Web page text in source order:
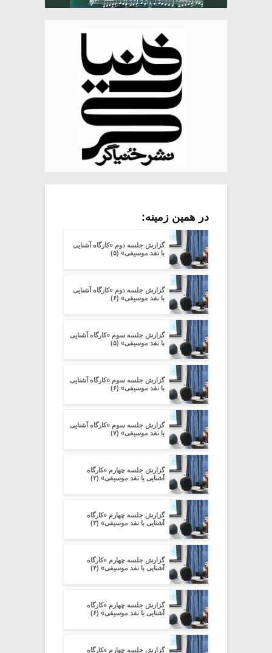
در همین زمینه:
گزارش جلسه دوم «کارگاه آشنایی
با نقد موسیقی» (۵)
گزارش جلسه دوم «کارگاه آشنایی
با نقد موسیقی» (۶)
گزارش جلسه سوم «کارگاه آشنایی
با نقد موسیقی» (۵)
گزارش جلسه سوم «کارگاه آشنایی
با نقد موسیقی» (۶)
گزارش جلسه سوم «کارگاه آشنایی
با نقد موسیقی» (۷)
گزارش جلسه چهارم «کارگاه
آشنایی با نقد موسیقی» (۲)
گزارش جلسه چهارم «کارگاه
آشنایی با نقد موسیقی» (۳)
گزارش جلسه چهارم «کارگاه
آشنایی با نقد موسیقی» (۴)
گزارش جلسه چهارم «کارگاه
آشنایی با نقد موسیقی» (۶)
گزارش جلسه چهارم «کارگاه